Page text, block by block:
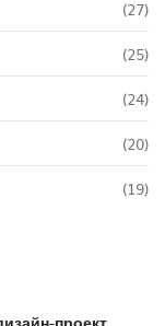
(27)
(25)
(24)
(20)
(19)